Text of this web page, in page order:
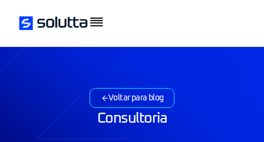
Voltar para blog
Consultoria